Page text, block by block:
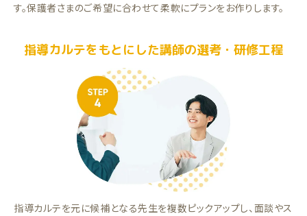
す。保護者さまのご希望に合わせて柔軟にプランをお作りします。
指導カルテをもとにした講師の選考・研修工程
指導カルテを元に候補となる先生を複数ピックアップし、面談やス